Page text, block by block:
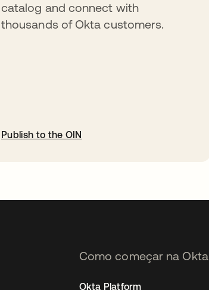
catalog and connect with
thousands of Okta customers.
Publish to the OIN
Como começar na Okta
Okta Platform